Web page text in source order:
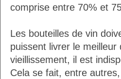
comprise entre 70% et
Les bouteilles de vin
puissent livrer le
vieillissement, il est
Cela se fait, entre